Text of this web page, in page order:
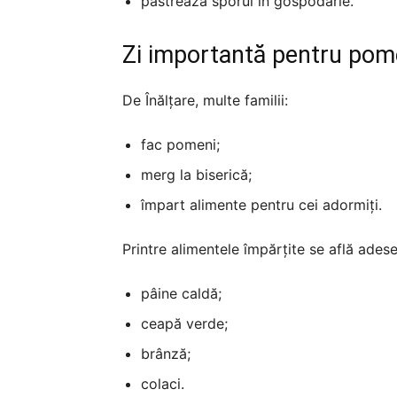
Zi importantă pentru
De Înălțare, multe familii:
fac pomeni;
merg la biserică;
împart alimente pentru cei adormiți.
Printre alimentele împărțite se află
pâine caldă;
ceapă verde;
brânză;
colaci.